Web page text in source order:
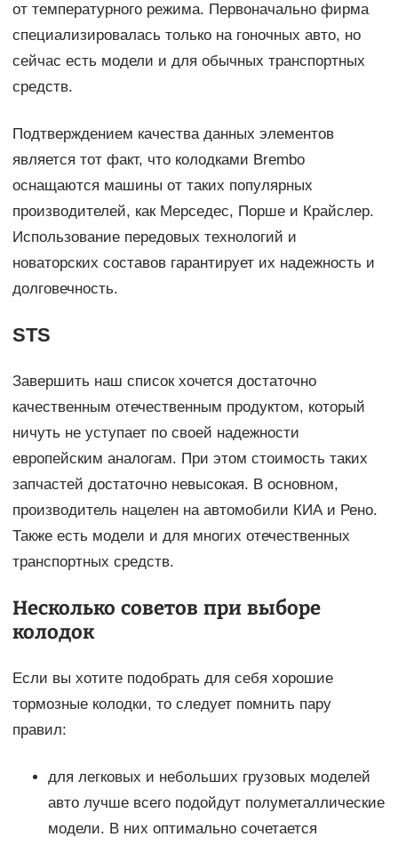
от температурного режима. Первоначально фирма
специализировалась только на гоночных авто, но
сейчас есть модели и для обычных транспортных
средств.
Подтверждением качества данных элементов
является тот факт, что колодками Brembo
оснащаются машины от таких популярных
производителей, как Мерседес, Порше и Крайслер.
Использование передовых технологий и
новаторских составов гарантирует их надежность и
долговечность.
STS
Завершить наш список хочется достаточно
качественным отечественным продуктом, который
ничуть не уступает по своей надежности
европейским аналогам. При этом стоимость таких
запчастей достаточно невысокая. В основном,
производитель нацелен на автомобили КИА и Рено.
Также есть модели и для многих отечественных
транспортных средств.
Несколько советов при выборе
колодок
Если вы хотите подобрать для себя хорошие
тормозные колодки, то следует помнить пару
правил:
для легковых и небольших грузовых моделей
авто лучше всего подойдут полуметаллические
модели. В них оптимально сочетается